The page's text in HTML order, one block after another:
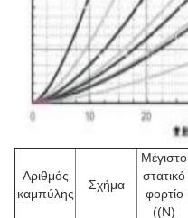
Αριθμός
καμπύλης
Σχήμα
Μέγιστο
στατικό
φορτίο
((N)